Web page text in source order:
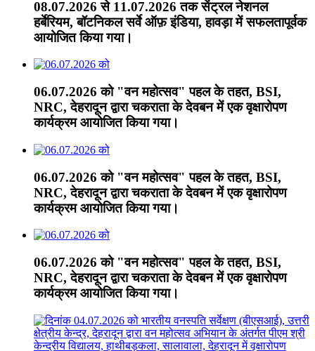
08.07.2026 से 11.07.2026 तक सेंट्रल नेशनल
हर्बेरियम, बॉटनिकल सर्वे ऑफ़ इंडिया, हावड़ा में सफलतापूर्वक
आयोजित किया गया।
06.07.2026 को "वन महोत्सव" पहल के तहत, BSI,
NRC, देहरादून द्वारा चकराता के देवबन में एक वृक्षारोपण
कार्यक्रम आयोजित किया गया।
06.07.2026 को "वन महोत्सव" पहल के तहत, BSI,
NRC, देहरादून द्वारा चकराता के देवबन में एक वृक्षारोपण
कार्यक्रम आयोजित किया गया।
06.07.2026 को "वन महोत्सव" पहल के तहत, BSI,
NRC, देहरादून द्वारा चकराता के देवबन में एक वृक्षारोपण
कार्यक्रम आयोजित किया गया।